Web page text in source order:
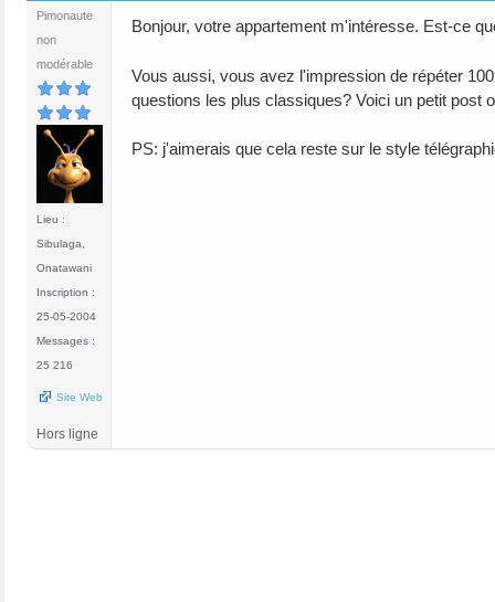
Pimonaute
non
modérable
Lieu :
Sibulaga,
Onatawani
Inscription :
25-05-2004
Messages :
25 216
Site Web
Bonjour, votre appartement m'intéresse. Est-ce
Vous aussi, vous avez l'impression de répéter
questions les plus classiques? Voici un petit post
PS: j'aimerais que cela reste sur le style
Hors ligne